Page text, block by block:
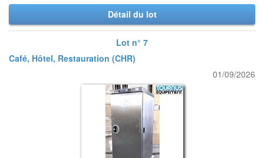
Détail du lot
Lot n° 7
Café, Hôtel, Restauration (CHR)
01/09/2026